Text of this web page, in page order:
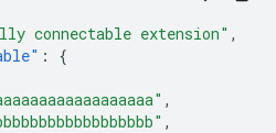
connectable extension" ,
:
{
,
,